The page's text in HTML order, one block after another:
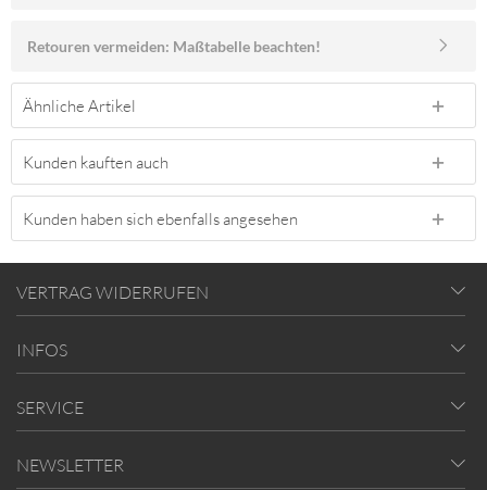
Retouren vermeiden: Maßtabelle beachten!
Ähnliche Artikel
Kunden kauften auch
Kunden haben sich ebenfalls angesehen
VERTRAG WIDERRUFEN
INFOS
SERVICE
NEWSLETTER